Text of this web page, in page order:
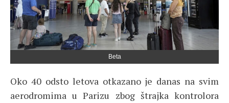
Beta
Oko 40 odsto letova otkazano je danas na svim
aerodromima u Parizu zbog štrajka kontrolora